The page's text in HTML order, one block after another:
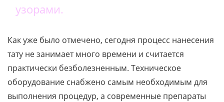
узорами.
Как уже было отмечено, сегодня процесс нанесения
тату не занимает много времени и считается
практически безболезненным. Техническое
оборудование снабжено самым необходимым для
выполнения процедур, а современные препараты